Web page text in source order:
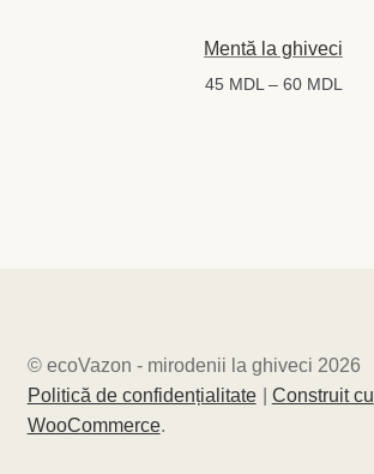
Mentă la ghiveci
45 MDL – 60 MDL
© ecoVazon - mirodenii la ghiveci 2026
Politică de confidențialitate
Construit cu
WooCommerce.